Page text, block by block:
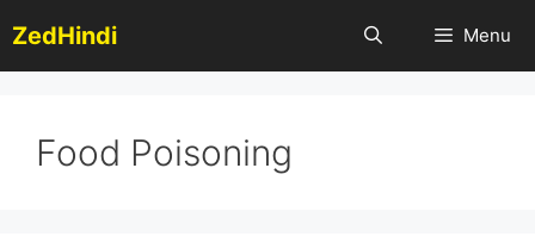
to
content
ZedHindi Menu
Food Poisoning